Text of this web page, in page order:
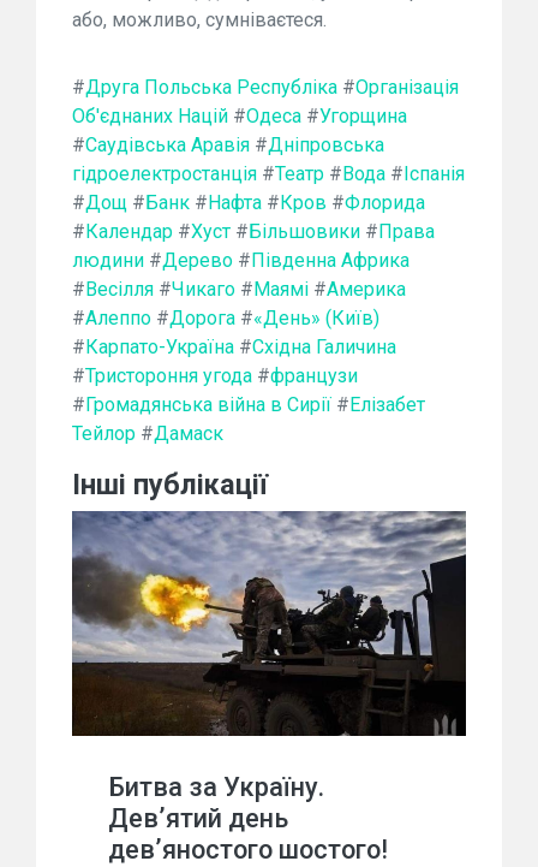
або, можливо, сумніваєтеся.
#Друга Польська Республіка #Організація
Об'єднаних Націй #Одеса #Угорщина
#Саудівська Аравія #Дніпровська
гідроелектростанція #Театр #Вода #Іспанія
#Дощ #Банк #Нафта #Кров #Флорида
#Календар #Хуст #Більшовики #Права
людини #Дерево #Південна Африка
#Весілля #Чикаго #Маямі #Америка
#Алеппо #Дорога #«День» (Київ)
#Карпато-Україна #Східна Галичина
#Тристороння угода #французи
#Громадянська війна в Сирії #Елізабет
Тейлор #Дамаск
Інші публікації
Битва за Україну.
Дев’ятий день
дев’яностого шостого!